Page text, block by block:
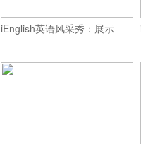
iEnglish英语风采秀：展示